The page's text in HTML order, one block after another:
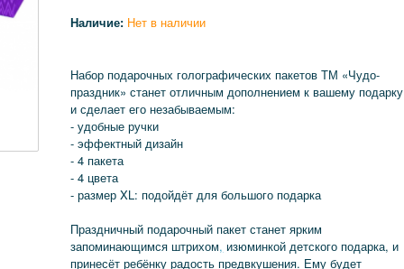
Наличие: Нет в наличии
Набор подарочных голографических пакетов ТМ «Чудо-
праздник» станет отличным дополнением к вашему подарку
и сделает его незабываемым:
- удобные ручки
- эффектный дизайн
- 4 пакета
- 4 цвета
- размер XL: подойдёт для большого подарка
Праздничный подарочный пакет станет ярким
запоминающимся штрихом, изюминкой детского подарка, и
принесёт ребёнку радость предвкушения. Ему будет